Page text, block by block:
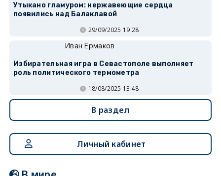
Утыкано гламуром: нержавеющие сердца
появились над Балаклавой
29/09/2025 19:28
Иван Ермаков
Избирательная игра в Севастополе выполняет
роль политического термометра
18/08/2025 13:48
В раздел
Личный кабинет